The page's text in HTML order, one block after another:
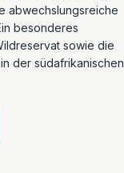
abwechslungsreiche
besonderes
sowie die
der südafrikanischen